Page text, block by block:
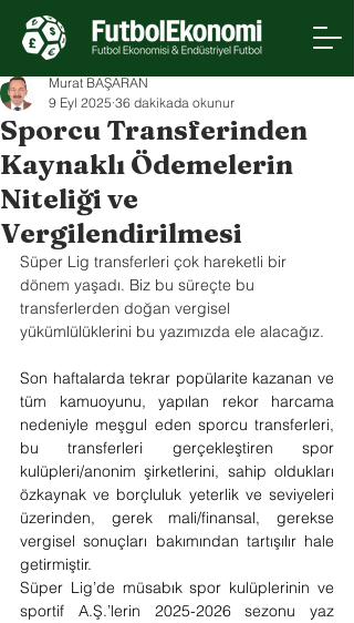
Sporcu Transferinden
Kaynaklı Ödemelerin
Niteliği ve
Vergilendirilmesi
Murat BAŞARAN
9 Eyl 2025 36 dakikada okunur
Süper Lig transferleri çok hareketli bir
dönem yaşadı. Biz bu süreçte bu
transferlerden doğan vergisel
yükümlülüklerini bu yazımızda ele alacağız.
Son haftalarda tekrar popülarite kazanan ve
tüm kamuoyunu, yapılan rekor harcama
nedeniyle meşgul eden sporcu transferleri,
bu transferleri gerçekleştiren spor
kulüpleri/anonim şirketlerini, sahip oldukları
özkaynak ve borçluluk yeterlik ve seviyeleri
üzerinden, gerek mali/finansal, gerekse
vergisel sonuçları bakımından tartışılır hale
getirmiştir.
Süper Lig’de müsabık spor kulüplerinin ve
sportif A.Ş.’lerin 2025-2026 sezonu yaz